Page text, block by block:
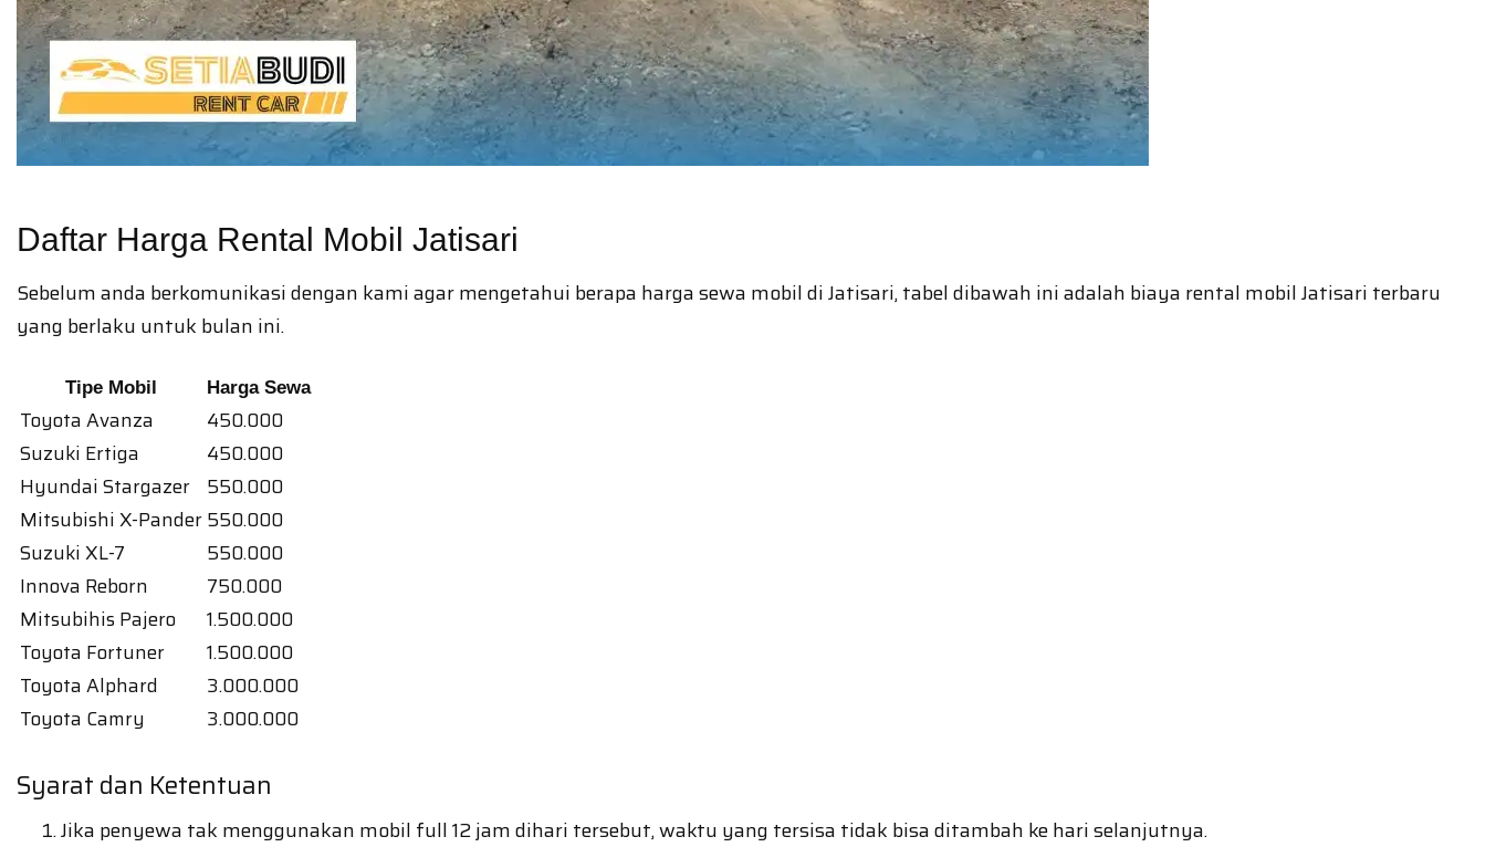
Daftar Harga Rental Mobil Jatisari
Sebelum anda berkomunikasi dengan kami agar mengetahui berapa harga sewa mobil di Jatisari, tabel dibawah ini adalah biaya rental mobil Jatisari terbaru
yang berlaku untuk bulan ini.
Tipe Mobil Harga Sewa
Toyota Avanza
450.000
Suzuki Ertiga
450.000
Hyundai Stargazer 550.000
Mitsubishi X-Pander550.000
Suzuki XL-7
550.000
Innova Reborn
750.000
Mitsubihis Pajero
1.500.000
Toyota Fortuner
1.500.000
Toyota Alphard
3.000.000
Toyota Camry
3.000.000
Syarat dan Ketentuan
Jika penyewa tak menggunakan mobil full 12 jam dihari tersebut, waktu yang tersisa tidak bisa ditambah ke hari selanjutnya.